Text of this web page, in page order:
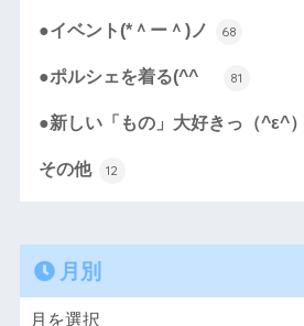
●イベント(*＾ー＾)ノ 68
●ポルシェを着る(^^ゞ 81
●新しい「もの」大好きっ（^ε^）
その他 12
月別